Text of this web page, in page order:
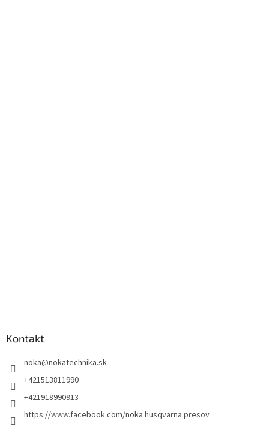
Kontakt
noka@nokatechnika.sk
+421513811990
+421918990913
https://www.facebook.com/noka.husqvarna.presov